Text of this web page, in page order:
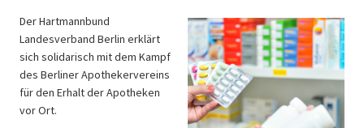
Der Hartmannbund
Landesverband Berlin erklärt
sich solidarisch mit dem Kampf
des Berliner Apothekervereins
für den Erhalt der Apotheken
vor Ort.